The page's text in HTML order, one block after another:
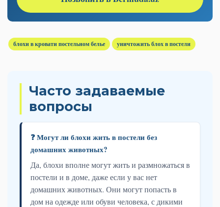
блохи в кровати постельном белье уничтожить блох в постели
Часто задаваемые
вопросы
❓ Могут ли блохи жить в постели без
домашних животных?
Да, блохи вполне могут жить и размножаться в
постели и в доме, даже если у вас нет
домашних животных. Они могут попасть в
дом на одежде или обуви человека, с дикими